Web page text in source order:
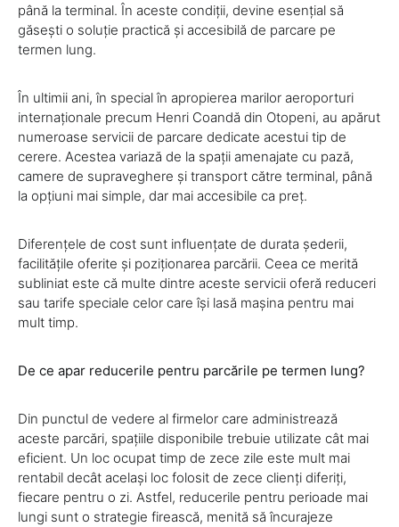
până la terminal. În aceste condiții, devine esențial să
găsești o soluție practică și accesibilă de parcare pe
termen lung.
În ultimii ani, în special în apropierea marilor aeroporturi
internaționale precum Henri Coandă din Otopeni, au apărut
numeroase servicii de parcare dedicate acestui tip de
cerere. Acestea variază de la spații amenajate cu pază,
camere de supraveghere și transport către terminal, până
la opțiuni mai simple, dar mai accesibile ca preț.
Diferențele de cost sunt influențate de durata șederii,
facilitățile oferite și poziționarea parcării. Ceea ce merită
subliniat este că multe dintre aceste servicii oferă reduceri
sau tarife speciale celor care își lasă mașina pentru mai
mult timp.
De ce apar reducerile pentru parcările pe termen lung?
Din punctul de vedere al firmelor care administrează
aceste parcări, spațiile disponibile trebuie utilizate cât mai
eficient. Un loc ocupat timp de zece zile este mult mai
rentabil decât același loc folosit de zece clienți diferiți,
fiecare pentru o zi. Astfel, reducerile pentru perioade mai
lungi sunt o strategie firească, menită să încurajeze